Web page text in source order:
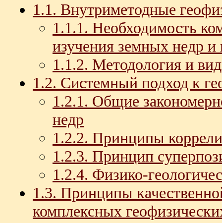
1.1. Внутриметодные
1.1.1. Необходимость
изучения земных недр
1.1.2. Методология и
1.2. Системный подход к
1.2.1. Общие
недр
1.2.2. Принципы
1.2.3. Принцип
1.2.4. Физико-
1.3. Принципы
комплексных